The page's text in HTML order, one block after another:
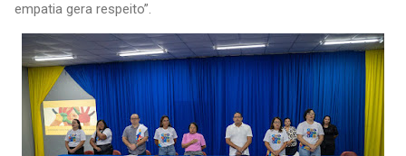
empatia gera respeito”.